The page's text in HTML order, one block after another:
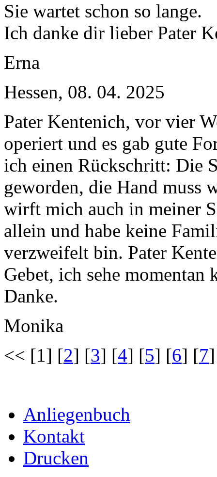
Sie wartet schon so lange.
Ich danke dir lieber Pater
Erna
Hessen, 08. 04. 2025
Pater Kentenich, vor vier
operiert und es gab gute
ich einen Rückschritt: Die
geworden, die Hand muss
wirft mich auch in meiner
allein und habe keine
verzweifelt bin. Pater
Gebet, ich sehe
Danke.
Monika
<< [1] [2] [3] [4] [5] [6] [7
Anliegenbuch
Kontakt
Drucken